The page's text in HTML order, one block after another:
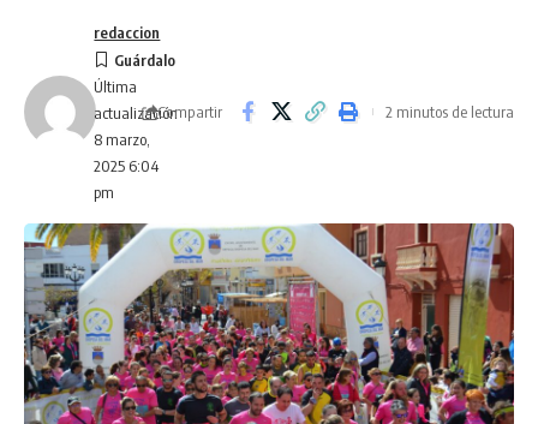
Última
actualización
8 marzo,
2025 6:04
pm
redaccion
Compartir 2 minutos de lectura